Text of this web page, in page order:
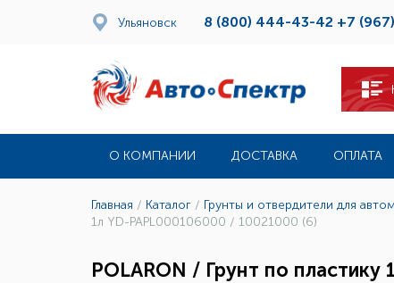
Ульяновск 8 (800) 444-43-42 +7
О КОМПАНИИ ДОСТАВКА ОПЛАТА
Главная / Каталог / Грунты и отвердители для
1л YD-PAPL000106000 / 10021000 (6)
POLARON / Грунт по